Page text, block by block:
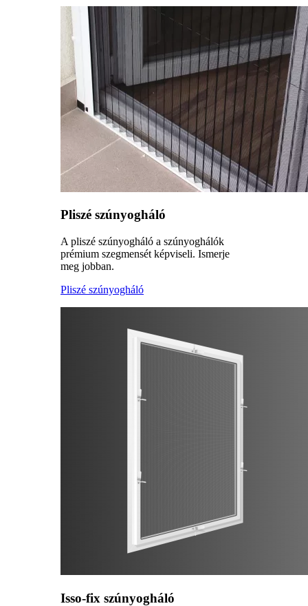
Pliszé szúnyogháló
A pliszé szúnyogháló a szúnyoghálók
prémium szegmensét képviseli. Ismerje
meg jobban.
Pliszé szúnyogháló
Isso-fix szúnyogháló